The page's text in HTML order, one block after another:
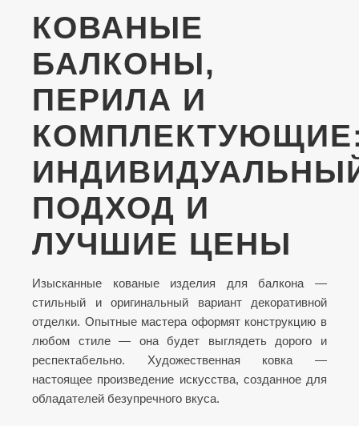
КОВАНЫЕ
БАЛКОНЫ,
ПЕРИЛА И
ПОДХОД И
ЛУЧШИЕ ЦЕНЫ
Изысканные кованые изделия для балкона —
стильный и оригинальный вариант декоративной
отделки. Опытные мастера оформят конструкцию в
любом стиле — она будет выглядеть дорого и
респектабельно. Художественная ковка —
настоящее произведение искусства, созданное для
обладателей безупречного вкуса.